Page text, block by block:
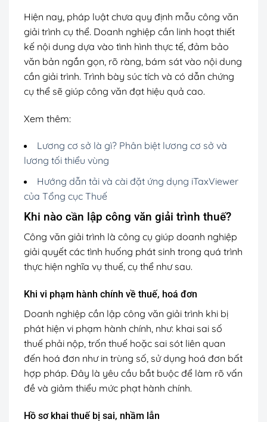
Hiện nay, pháp luật chưa quy định mẫu công văn
giải trình cụ thể. Doanh nghiệp cần linh hoạt thiết
kế nội dung dựa vào tình hình thực tế, đảm bảo
văn bản ngắn gọn, rõ ràng, bám sát vào nội dung
cần giải trình. Trình bày súc tích và có dẫn chứng
cụ thể sẽ giúp công văn đạt hiệu quả cao.
Xem thêm:
Lương cơ sở là gì? Phân biệt lương cơ sở và
lương tối thiểu vùng
Hướng dẫn tải và cài đặt ứng dụng iTaxViewer
của Tổng cục Thuế
Khi nào cần lập công văn giải trình thuế?
Công văn giải trình là công cụ giúp doanh nghiệp
giải quyết các tình huống phát sinh trong quá trình
thực hiện nghĩa vụ thuế, cụ thể như sau.
Khi vi phạm hành chính về thuế, hoá đơn
Doanh nghiệp cần lập công văn giải trình khi bị
phát hiện vi phạm hành chính, như: khai sai số
thuế phải nộp, trốn thuế hoặc sai sót liên quan
đến hoá đơn như in trùng số, sử dụng hoá đơn bất
hợp pháp. Đây là yêu cầu bắt buộc để làm rõ vấn
đề và giảm thiểu mức phạt hành chính.
Hồ sơ khai thuế bị sai, nhầm lẫn